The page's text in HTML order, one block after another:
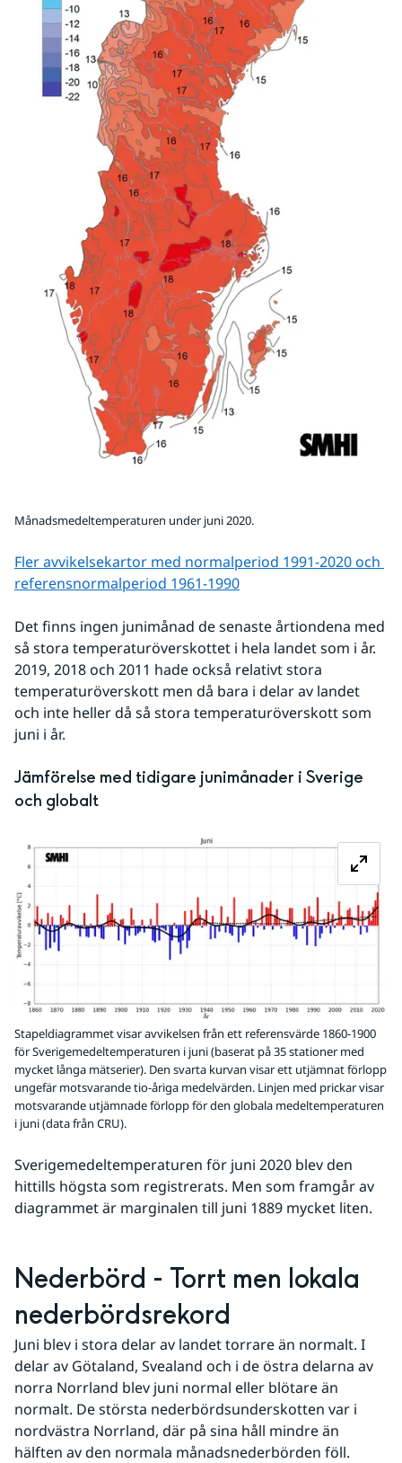
Månadsmedeltemperaturen under juni 2020.
Fler avvikelsekartor med normalperiod 1991-2020 och
referens­normalperiod 1961-1990
Det finns ingen junimånad de senaste årtiondena med
så stora temperaturöverskottet i hela landet som i år.
2019, 2018 och 2011 hade också relativt stora
temperaturöverskott men då bara i delar av landet
och inte heller då så stora temperaturöverskott som
juni i år.
Jämförelse med tidigare junimånader i Sverige
och globalt
Stapeldiagrammet visar avvikelsen från ett referensvärde 1860-1900
för Sverigemedeltemperaturen i juni (baserat på 35 stationer med
mycket långa mätserier). Den svarta kurvan visar ett utjämnat förlopp
ungefär motsvarande tio-åriga medelvärden. Linjen med prickar visar
motsvarande utjämnade förlopp för den globala medeltemperaturen
i juni (data från CRU).
Sverigemedeltemperaturen för juni 2020 blev den
hittills högsta som registrerats. Men som framgår av
diagrammet är marginalen till juni 1889 mycket liten.
Nederbörd - Torrt men lokala
nederbördsrekord
Juni blev i stora delar av landet torrare än normalt. I
delar av Götaland, Svealand och i de östra delarna av
norra Norrland blev juni normal eller blötare än
normalt. De största nederbördsunderskotten var i
nordvästra Norrland, där på sina håll mindre än
hälften av den normala månadsnederbörden föll.